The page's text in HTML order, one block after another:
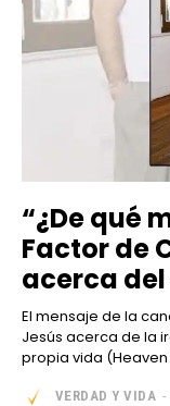
“¿De qué
Factor de
acerca
El mensaje de la
Jesús acerca de la
propia vida
VERDAD Y VIDA -